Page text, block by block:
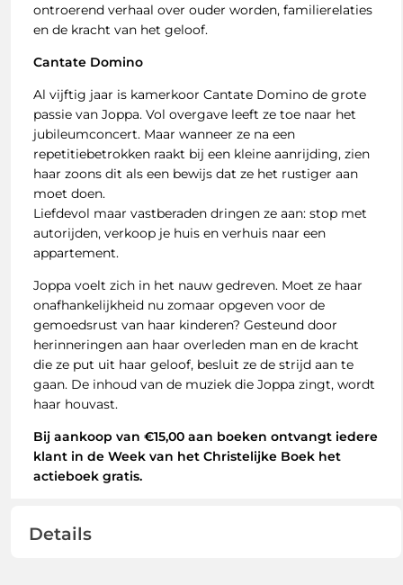
ontroerend verhaal over ouder worden, familierelaties
en de kracht van het geloof.
Cantate Domino
Al vijftig jaar is kamerkoor Cantate Domino de grote
passie van Joppa. Vol overgave leeft ze toe naar het
jubileumconcert. Maar wanneer ze na een
repetitiebetrokken raakt bij een kleine aanrijding, zien
haar zoons dit als een bewijs dat ze het rustiger aan
moet doen.
Liefdevol maar vastberaden dringen ze aan: stop met
autorijden, verkoop je huis en verhuis naar een
appartement.
Joppa voelt zich in het nauw gedreven. Moet ze haar
onafhankelijkheid nu zomaar opgeven voor de
gemoedsrust van haar kinderen? Gesteund door
herinneringen aan haar overleden man en de kracht
die ze put uit haar geloof, besluit ze de strijd aan te
gaan. De inhoud van de muziek die Joppa zingt, wordt
haar houvast.
Bij aankoop van €15,00 aan boeken ontvangt iedere
klant in de Week van het Christelijke Boek het
actieboek gratis.
Details